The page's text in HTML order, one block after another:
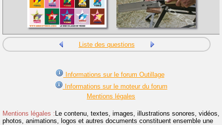
Liste des questions
Informations sur le forum Outillage
Informations sur le moteur du forum
Mentions légales
Mentions légales : Le contenu, textes, images, illustrations sonores, vidéos,
photos, animations, logos et autres documents constituent ensemble une